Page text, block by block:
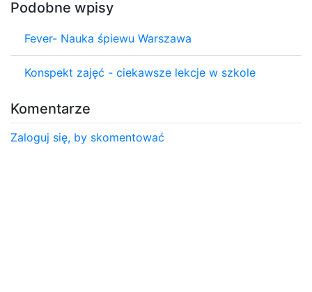
Podobne wpisy
Fever- Nauka śpiewu Warszawa
Konspekt zajęć - ciekawsze lekcje w szkole
Komentarze
Zaloguj się, by skomentować